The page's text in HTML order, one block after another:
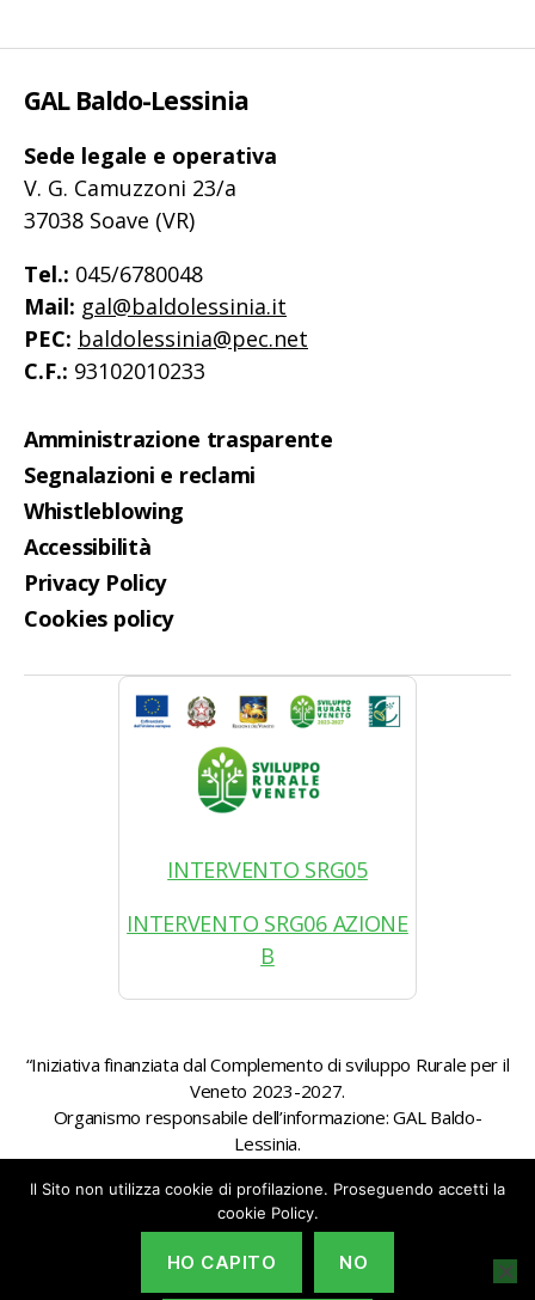
GAL Baldo-Lessinia
Sede legale e operativa
V. G. Camuzzoni 23/a
37038 Soave (VR)
Tel.: 045/6780048
Mail: gal@baldolessinia.it
PEC: baldolessinia@pec.net
C.F.: 93102010233
Amministrazione trasparente
Segnalazioni e reclami
Whistleblowing
Accessibilità
Privacy Policy
Cookies policy
INTERVENTO SRG05
INTERVENTO SRG06 AZIONE
B
“Iniziativa finanziata dal Complemento di sviluppo Rurale per il
Veneto 2023-2027.
Organismo responsabile dell’informazione: GAL Baldo-
Lessinia.
Bonifica e Irrigazione”
Il Sito non utilizza cookie di profilazione. Proseguendo accetti la
cookie Policy.
HO CAPITO NO